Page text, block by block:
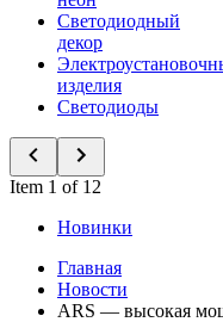
Светодиодный
декор
изделия
Светодиоды
Item 1 of 12
Новинки
Главная
Новости
ARS — высокая